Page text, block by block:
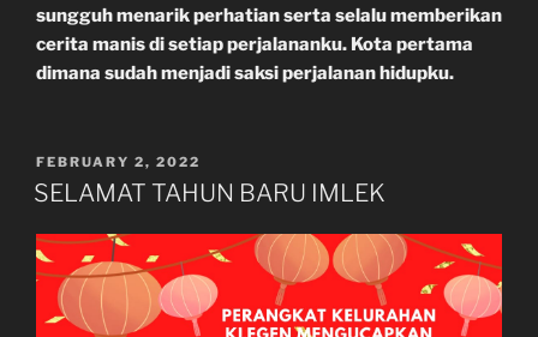
sungguh menarik perhatian serta selalu memberikan
cerita manis di setiap perjalananku. Kota pertama
dimana sudah menjadi saksi perjalanan hidupku.
POSTED
ON
FEBRUARY 2, 2022
SELAMAT TAHUN BARU IMLEK